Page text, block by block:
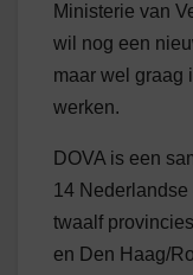
Ministerie van
wil nog een
maar wel graag
werken.
DOVA is een
14 Nederlandse
twaalf
en Den Haag/